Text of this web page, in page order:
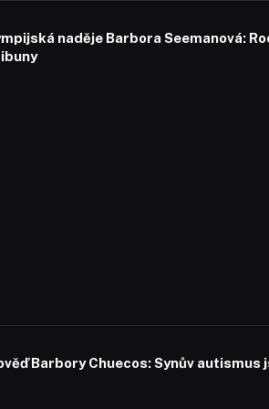
naděje Barbora Seemanová:
Barbory Chuecos: Synův autismus